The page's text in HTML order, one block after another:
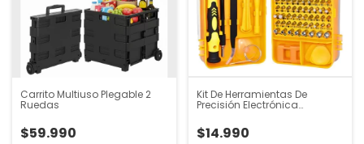
Carrito Multiuso Plegable 2
Ruedas
$59.990
Kit De Herramientas De
Precisión Electrónica
$14.990